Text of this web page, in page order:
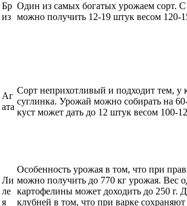
Бр
из
Один из самых богатых урожаем сорт. С
можно получить 12-19 штук весом 120-
Аг
ата
Сорт неприхотливый и подходит тем, у
суглинка. Урожай можно собирать на
куст может дать до 12 штук весом 100-
Ли
ле
я
Особенность урожая в том, что при
можно получить до 770 кг урожая. Вес
картофелины может доходить до 250 г.
клубней в том, что при варке сохраняют